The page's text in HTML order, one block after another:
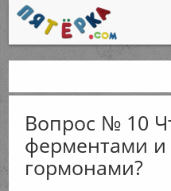
Вопрос № 10
ферментами и
гормонами?